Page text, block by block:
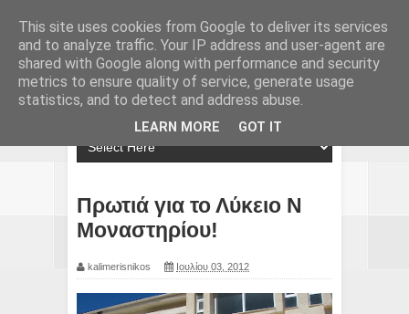
Πρωτιά για το Λύκειο Ν
Μοναστηρίου!
kalimerisnikos Ιουλίου 03, 2012
This site uses cookies from Google to deliver its services
and to analyze traffic. Your IP address and user-agent are
shared with Google along with performance and security
metrics to ensure quality of service, generate usage
statistics, and to detect and address abuse.
LEARN MORE GOT IT